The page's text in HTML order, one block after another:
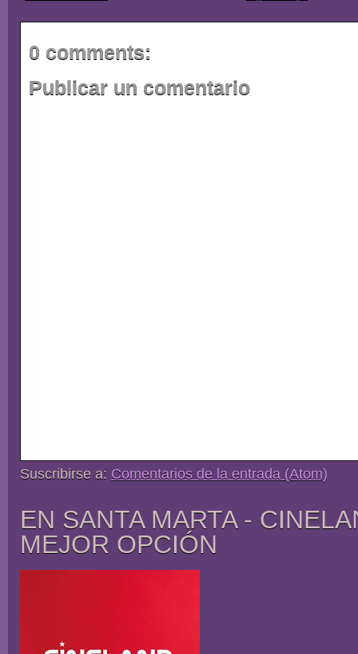
0 comments:
Publicar un comentario
Suscribirse a: Comentarios de la entrada (Atom)
EN SANTA MARTA -
MEJOR OPCIÓN